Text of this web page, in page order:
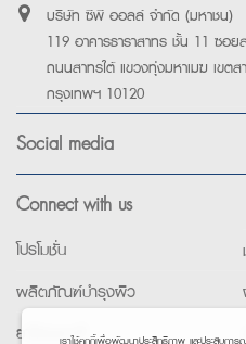
บริษัท ซีพี ออลล์ จำกัด (มหาชน)
119 อาคารธาราสาทร ชั้น 11 ซอย
ถนนสาทรใต้ แขวงทุ่งมหาเมฆ เขตส
กรุงเทพฯ 10120
Social media
Connect with us
โปรโมชั่น
ผลิตภัณฑ์บำรุงผิว
ยาใช้เฉพาะที่เราใช้คุกกี้เพื่อพัฒนาประสิทธิภาพ และประสบก